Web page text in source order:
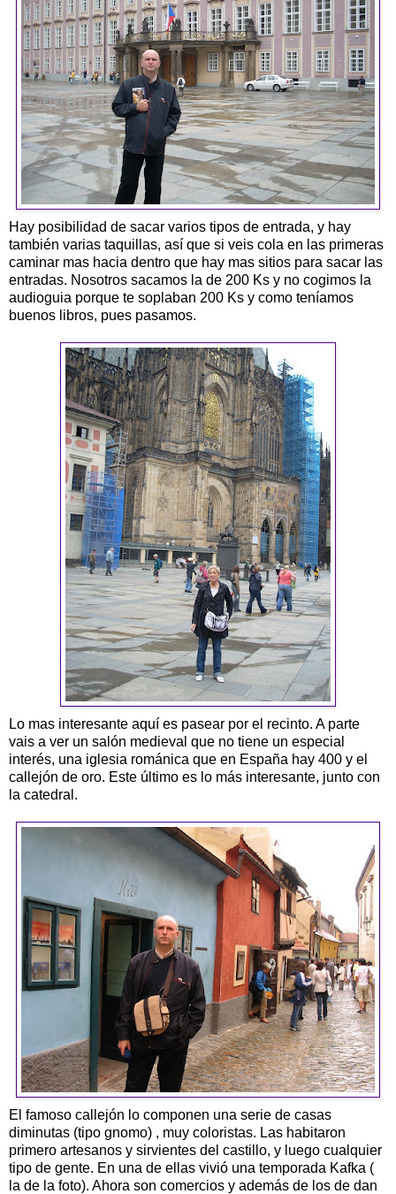
Hay posibilidad de sacar varios tipos de entrada, y hay
también varias taquillas, así que si veis cola en las primeras
caminar mas hacia dentro que hay mas sitios para sacar las
entradas. Nosotros sacamos la de 200 Ks y no cogimos la
audioguia porque te soplaban 200 Ks y como teníamos
buenos libros, pues pasamos.
Lo mas interesante aquí es pasear por el recinto. A parte
vais a ver un salón medieval que no tiene un especial
interés, una iglesia románica que en España hay 400 y el
callejón de oro. Este último es lo más interesante, junto con
la catedral.
El famoso callejón lo componen una serie de casas
diminutas (tipo gnomo) , muy coloristas. Las habitaron
primero artesanos y sirvientes del castillo, y luego cualquier
tipo de gente. En una de ellas vivió una temporada Kafka (
la de la foto). Ahora son comercios y además de los de dan